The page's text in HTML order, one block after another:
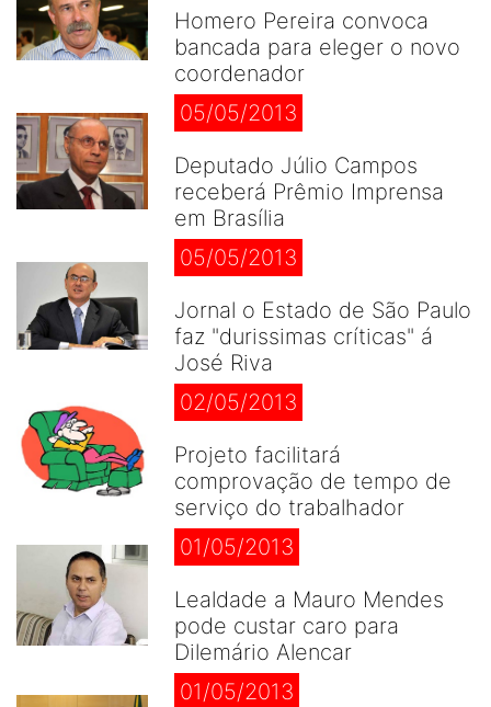
Homero Pereira convoca
bancada para eleger o novo
coordenador
05/05/2013
Deputado Júlio Campos
receberá Prêmio Imprensa
em Brasília
05/05/2013
Jornal o Estado de São Paulo
faz "durissimas críticas" á
José Riva
02/05/2013
Projeto facilitará
comprovação de tempo de
serviço do trabalhador
01/05/2013
Lealdade a Mauro Mendes
pode custar caro para
Dilemário Alencar
01/05/2013